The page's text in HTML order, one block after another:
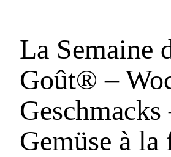
La Semaine
Goût® –
Geschmacks
Gemüse à la